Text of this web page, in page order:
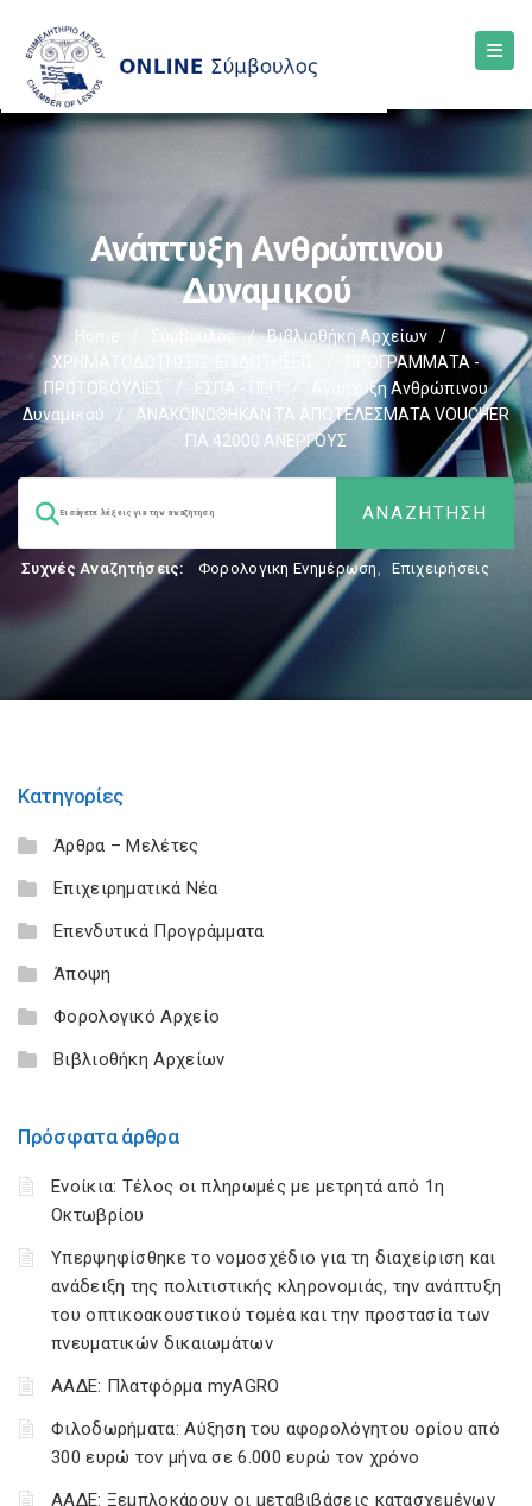
Ανάπτυξη Ανθρώπινου
Δυναμικού
Home Σύμβουλος / Βιβλιοθήκη Αρχείων
/
ΧΡΗΜΑΤΟΔΟΤΗΣΕΙΣ-ΕΠΙΔΟΤΗΣΕΙΣ
ΠΡΟΓΡΑΜΜΑΤΑ -
ΠΡΩΤΟΒΟΥΛΙΕΣ
/ ΕΣΠΑ - ΠΕΠ /
Ανάπτυξη Ανθρώπινου
Δυναμικού
/
ΑΝΑΚΟΙΝΩΘΗΚΑΝ ΤΑ ΑΠΟΤΕΛΕΣΜΑΤΑ VOUCHER
ΓΙΑ 42000 ΑΝΕΡΓΟΥΣ
Συχνές Αναζητήσεις: Φορολογικη Ενημέρωση, Επιχειρήσεις
Κατηγορίες
Άρθρα – Μελέτες
Επιχειρηματικά Νέα
Επενδυτικά Προγράμματα
Άποψη
Φορολογικό Αρχείο
Βιβλιοθήκη Αρχείων
Πρόσφατα άρθρα
Ενοίκια: Τέλος οι πληρωμές με μετρητά από 1η
Οκτωβρίου
Υπερψηφίσθηκε το νομοσχέδιο για τη διαχείριση και
ανάδειξη της πολιτιστικής κληρονομιάς, την ανάπτυξη
του οπτικοακουστικού τομέα και την προστασία των
πνευματικών δικαιωμάτων
ΑΑΔΕ: Πλατφόρμα myAGRO
Φιλοδωρήματα: Αύξηση του αφορολόγητου ορίου από
300 ευρώ τον μήνα σε 6.000 ευρώ τον χρόνο
ΑΑΔΕ: Ξεμπλοκάρουν οι μεταβιβάσεις κατασχεμένων